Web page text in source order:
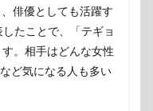
俳優としても活躍す
たことで、「テギョ
。相手はどんな女性
ど気になる人も多い